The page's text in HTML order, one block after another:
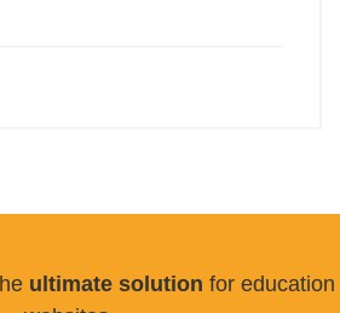
ultimate solution for education